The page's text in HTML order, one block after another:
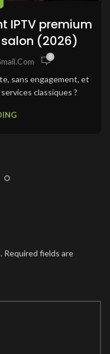
IPTV premium
(2026)
0
sans engagement, et
classiques ?
Required fields are